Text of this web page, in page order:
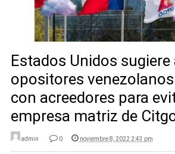
Estados Unidos
opositores
con acreedores para
empresa matriz de
admin 0 noviembre 8, 2022 2:43 pm